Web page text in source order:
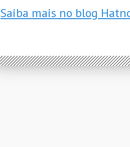
Saiba mais no blog